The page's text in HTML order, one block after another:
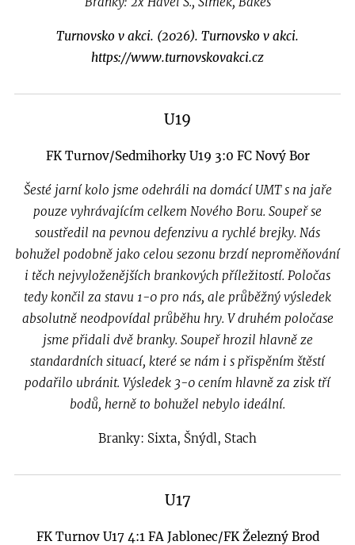
Turnovsko v akci. (2026). Turnovsko v akci.
https://www.turnovskovakci.cz
U19
FK Turnov/Sedmihorky U19 3:0 FC Nový Bor
Šesté jarní kolo jsme odehráli na domácí UMT s na jaře
pouze vyhrávajícím celkem Nového Boru. Soupeř se
soustředil na pevnou defenzivu a rychlé brejky. Nás
bohužel podobně jako celou sezonu brzdí neproměňování
i těch nejvyloženějších brankových příležitostí. Poločas
tedy končil za stavu 1-0 pro nás, ale průběžný výsledek
absolutně neodpovídal průběhu hry. V druhém poločase
jsme přidali dvě branky. Soupeř hrozil hlavně ze
standardních situací, které se nám i s přispěním štěstí
podařilo ubránit. Výsledek 3-0 cením hlavně za zisk tří
bodů, herně to bohužel nebylo ideální.
Branky: Sixta, Šnýdl, Stach
U17
FK Turnov U17 4:1 FA Jablonec/FK Železný Brod